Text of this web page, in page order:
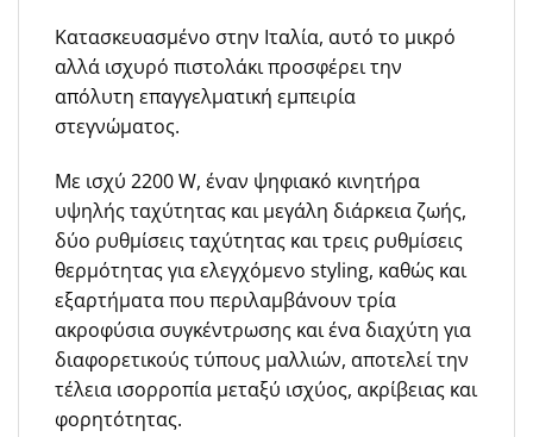
Κατασκευασμένο στην Ιταλία, αυτό το μικρό
αλλά ισχυρό πιστολάκι προσφέρει την
απόλυτη επαγγελματική εμπειρία
στεγνώματος.
Με ισχύ 2200 W, έναν ψηφιακό κινητήρα
υψηλής ταχύτητας και μεγάλη διάρκεια ζωής,
δύο ρυθμίσεις ταχύτητας και τρεις ρυθμίσεις
θερμότητας για ελεγχόμενο styling, καθώς και
εξαρτήματα που περιλαμβάνουν τρία
ακροφύσια συγκέντρωσης και ένα διαχύτη για
διαφορετικούς τύπους μαλλιών, αποτελεί την
τέλεια ισορροπία μεταξύ ισχύος, ακρίβειας και
φορητότητας.